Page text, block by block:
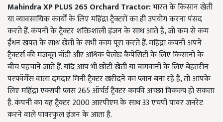
Mahindra XP PLUS 265 Orchard Tractor:भारत के किसान खेती
या व्यावसायिक कार्यों के लिए महिंद्रा ट्रैक्टरों का ही उपयोग करना पंसद
करते हैं. कंपनी के ट्रैक्टर शक्तिशाली इंजन के साथ आते हैं, जो कम से कम
ईंधन खपत के साथ खेती के सभी काम पूरा करते हैं. महिंद्रा कंपनी अपने
ट्रैक्टर्स की मजबूत बॉडी और अधिक पेलोड कैपेसिटी के लिए किसानों के
बीच पहचाने जाते हैं. यदि आप भी छोटी खेती या बागवानी के लिए बेहतरीन
परफॉर्मेंस वाला दमदार मिनी ट्रैक्टर खरीदने का प्लान बना रहे हैं, तो आपके
लिए महिंद्रा एक्सपी प्लस 265 ऑर्चर्ड ट्रैक्टर काफी अच्छा विकल्प हो सकता
है. कंपनी का यह ट्रैक्टर 2000 आरपीएम के साथ 33 एचपी पावर जनरेट
करने वाले पावरफुल इंजन के आता है.